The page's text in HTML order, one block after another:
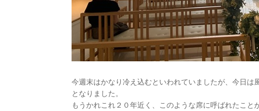
今週末はかなり冷え込むといわれていましたが、今日は
となりました。
もうかれこれ２０年近く、このような席に呼ばれたこと